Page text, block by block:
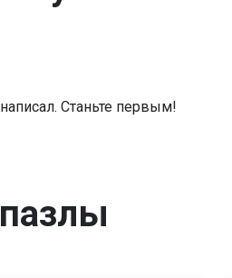
Станьте первым!